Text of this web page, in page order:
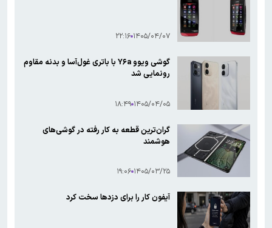
۳ سانحه مرگبار طی یک هفته در بزرگراه‌های تهران؛ هشدار دوباره به
رانندگان و عابران
۱۴۰۵/۰۴/۰۷ ۲۲:۱۶
گوشی ویوو Y۶a با باتری غول‌آسا و بدنه مقاوم
رونمایی شد
۱۴۰۵/۰۴/۰۵ ۱۸:۴۹
گران‌ترین قطعه به کار رفته در گوشی‌های
هوشمند
۱۴۰۵/۰۳/۲۵ ۱۹:۰۶
آیفون کار را برای دزدها سخت‌ کرد